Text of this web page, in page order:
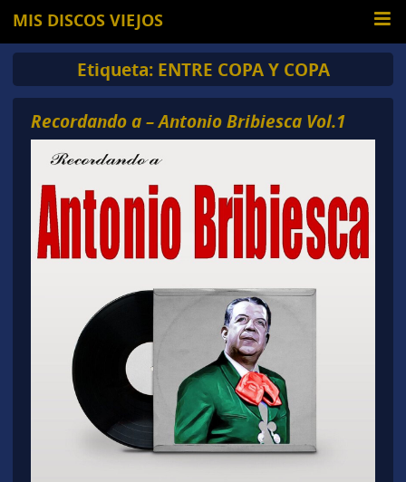
MIS DISCOS VIEJOS
Etiqueta: ENTRE COPA Y COPA
Recordando a – Antonio Bribiesca Vol.1